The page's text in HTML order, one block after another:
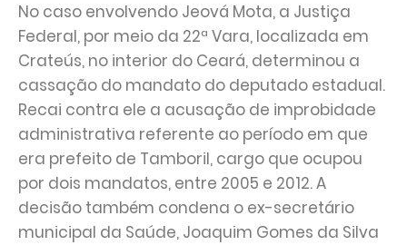
No caso envolvendo Jeová Mota, a Justiça
Federal, por meio da 22ª Vara, localizada em
Crateús, no interior do Ceará, determinou a
cassação do mandato do deputado estadual.
Recai contra ele a acusação de improbidade
administrativa referente ao período em que
era prefeito de Tamboril, cargo que ocupou
por dois mandatos, entre 2005 e 2012. A
decisão também condena o ex-secretário
municipal da Saúde, Joaquim Gomes da Silva